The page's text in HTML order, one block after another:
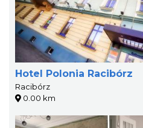
Hotel Polonia Racibórz
Racibórz
0.00 km